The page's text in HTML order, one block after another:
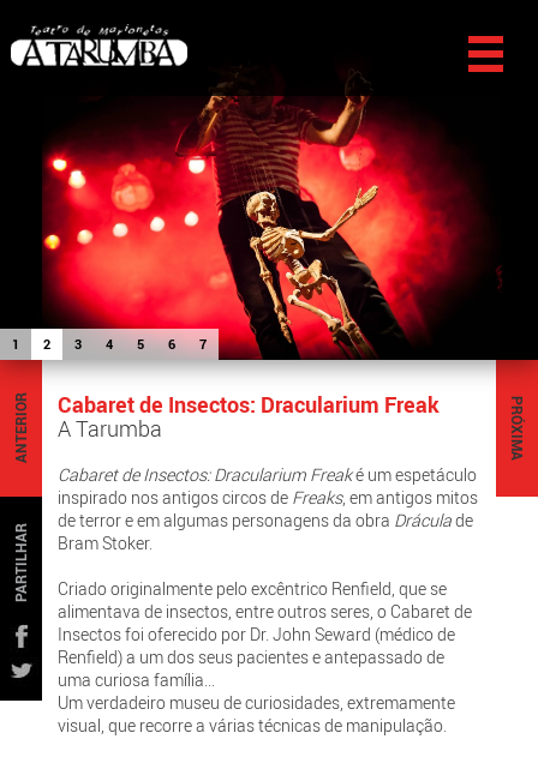
1 2 3 4 5 6 7
PRÓXIMA
ANTERIOR
PARTILHAR
Cabaret de Insectos: Dracularium Freak
A Tarumba
Cabaret de Insectos: Dracularium Freaké um espetáculo
inspirado nos antigos circos de Freaks, em antigos mitos
de terror e em algumas personagens da obra Dráculade
Bram Stoker.
Criado originalmente pelo excêntrico Renfield, que se
alimentava de insectos, entre outros seres, o Cabaret de
Insectos foi oferecido por Dr. John Seward (médico de
Renfield) a um dos seus pacientes e antepassado de
uma curiosa família...
Um verdadeiro museu de curiosidades, extremamente
visual, que recorre a várias técnicas de manipulação.